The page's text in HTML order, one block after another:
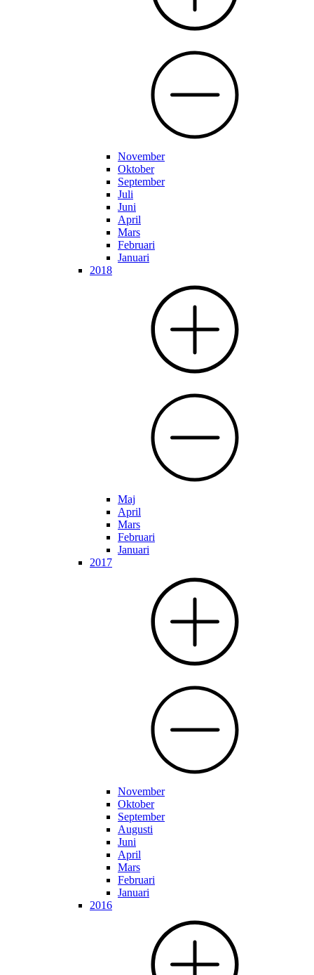
November
Oktober
September
Juli
Juni
April
Mars
Februari
Januari
2018
Maj
April
Mars
Februari
Januari
2017
November
Oktober
September
Augusti
Juni
April
Mars
Februari
Januari
2016